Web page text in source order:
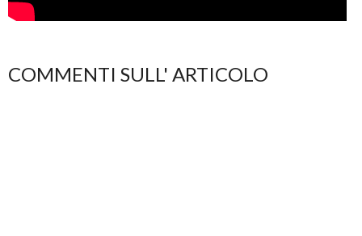
COMMENTI SULL' ARTICOLO